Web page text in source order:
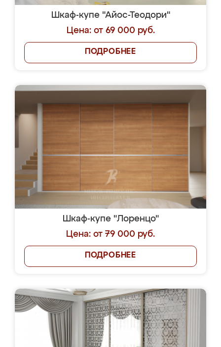
Шкаф-купе "Айос-Теодори"
Цена: от 69 000 руб.
ПОДРОБНЕЕ
Шкаф-купе "Лоренцо"
Цена: от 79 000 руб.
ПОДРОБНЕЕ